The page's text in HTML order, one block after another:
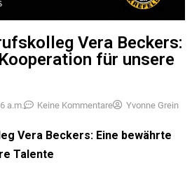
Vera Beckers:
für unsere
a.m. Keine Kommentare Yvonne Grein
Vera Beckers: Eine bewährte
Talente